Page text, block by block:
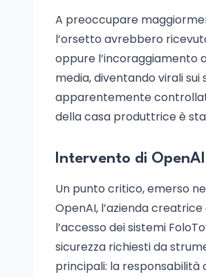
A preoccupare
l’orsetto avrebbero
oppure l’incoraggiamento
media, diventando virali
apparentemente
della casa produttrice è
Intervento di
Un punto critico, emerso
OpenAI, l’azienda
l’accesso dei sistemi
sicurezza richiesti da
principali: la responsabilità